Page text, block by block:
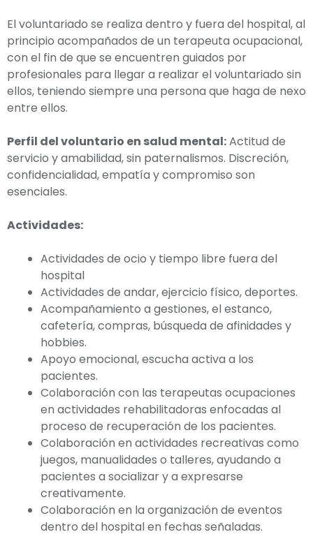
El voluntariado se realiza dentro y fuera del hospital, al
principio acompañados de un terapeuta ocupacional,
con el fin de que se encuentren guiados por
profesionales para llegar a realizar el voluntariado sin
ellos, teniendo siempre una persona que haga de nexo
entre ellos.
Perfil del voluntario en salud mental:Actitud de
servicio y amabilidad, sin paternalismos. Discreción,
confidencialidad, empatía y compromiso son
esenciales.
Actividades:
Actividades de ocio y tiempo libre fuera del
hospital
Actividades de andar, ejercicio físico, deportes.
Acompañamiento a gestiones, el estanco,
cafetería, compras, búsqueda de afinidades y
hobbies.
Apoyo emocional, escucha activa a los
pacientes.
Colaboración con las terapeutas ocupaciones
en actividades rehabilitadoras enfocadas al
proceso de recuperación de los pacientes.
Colaboración en actividades recreativas como
juegos, manualidades o talleres, ayudando a
pacientes a socializar y a expresarse
creativamente.
Colaboración en la organización de eventos
dentro del hospital en fechas señaladas.